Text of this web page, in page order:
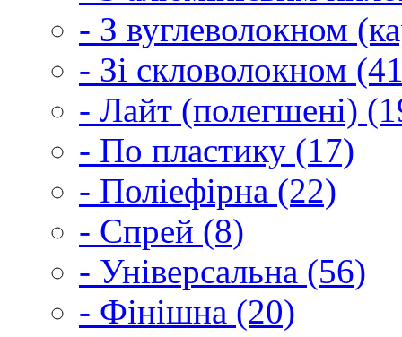
- З вуглеволокном
- Зі скловолокном
- Лайт (полегшені)
- По пластику (17)
- Поліефірна (22)
- Спрей (8)
- Універсальна (56)
- Фінішна (20)